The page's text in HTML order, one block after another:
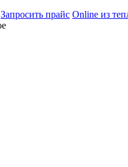
Запросить прайс Online из